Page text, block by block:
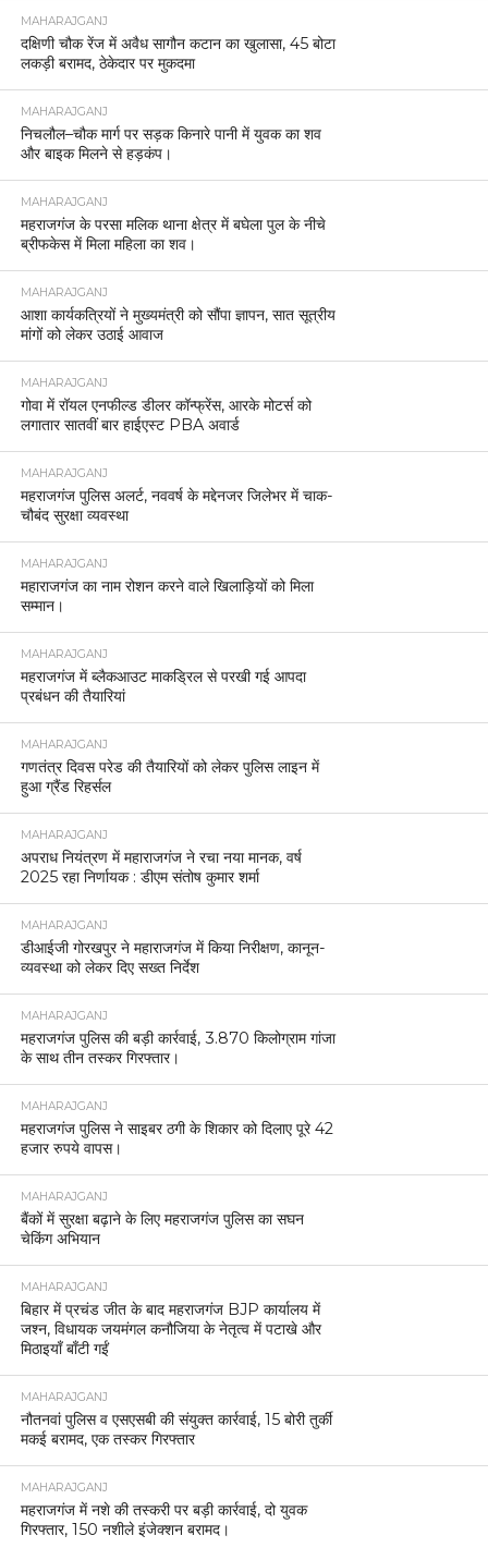
इनामिया गैंगस्टर एक्ट का नामजद अभियुक्त गिरफ्तार
MAHARAJGANJ
महराजगंज में जश्न, पंकज चौधरी के प्रदेश अध्यक्ष बनने पर
समर्थकों ने मनाई खुशी
MAHARAJGANJ
यूपी बीजेपी के नए प्रदेश अध्यक्ष की घोषणा लगभग तय,
पंकज चौधरी का नाम अंतिम चरण में।
MAHARAJGANJ
इंडो-नेपाल बॉर्डर पर पुलिस की बड़ी कार्रवाई, 100 बोरी
यूरिया बरामद।
MAHARAJGANJ
महराजगंज पुलिस ने कच्ची शराब के खिलाफ बड़ी कार्रवाई,
10 कुन्तल लहन नष्ट।
MAHARAJGANJ
महराजगंज पुलिस ने साइबर ठगी करने वाले गिरोह का किया
खुलासा।
MAHARAJGANJ
घुघली पुलिस ने नाबालिग लड़की को भगाने के मामले में एक
आरोपी दबोचा
MAHARAJGANJ
चेकिंग में खुला बाइक चोर गिरोह, तीन शातिर गिरफ्तार, तीन
चोरी की मोटरसाइकिलें बरामद
MAHARAJGANJ
किसान दिवस पर किसानों की समस्याओं को प्राथमिकता से
निपटाने के निर्देश।
MAHARAJGANJ
महराजगंज: साइबर टीम की त्वरित कार्रवाई, पीड़ित को
8,000 रुपये वापस।
MAHARAJGANJ
पराली न जलाने को लेकर महराजगंज पुलिस का विशेष
जागरूकता अभियान, किसानों से गांव-गांव जाकर किया
संवाद।
सड़क सुरक्षा माह 2026 के तहत महराजगंज में कोहरा और
ओवर स्पीडिंग पर सख्त अभियान।
एसएसबी और पुलिस की संयुक्त कार्रवाई, स्विफ्ट डिजायर से
38 पैकेट चरस जब्त।
महराजगंज में एसपी ने नगर चौकी इंचार्ज को किया निलंबित,
आपराधिक गतिविधियों पर लापरवाही का आरोप
मकर संक्रांति पर्व के दृष्टिगत अपर पुलिस अधीक्षक द्वारा गुरु
गोरक्षनाथ मंदिर व पार्किंग स्थल का निरीक्षण।
MAHARAJGANJ
महराजगंज पुलिस ने चोरी की मोटरसाइकिल बरामद की, एक
बाल अपचारी पुलिस संरक्षण में
MAHARAJGANJ
महराजगंज में बिना पासपोर्ट और वीज़ा के भारत में प्रवेश कर
रही चीनी महिला गिरफ्तार
MAHARAJGANJ